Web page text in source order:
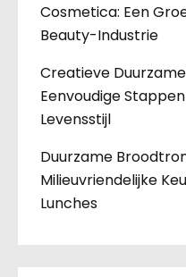
Cosmetica: Een
Beauty-Industrie
Creatieve
Eenvoudige
Levensstijl
Duurzame
Milieuvriendelijke
Lunches